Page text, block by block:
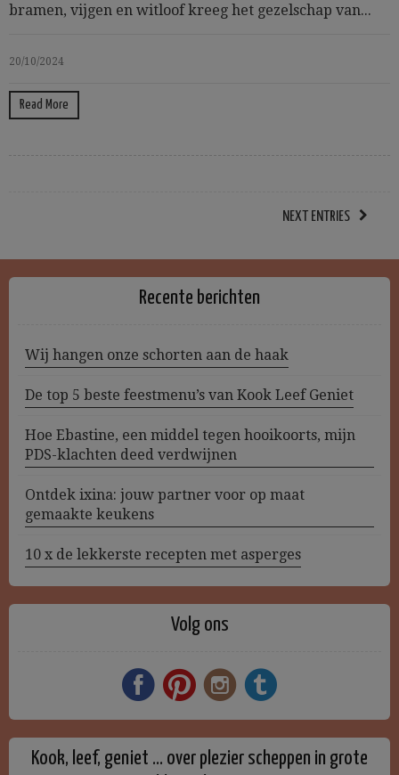
bramen, vijgen en witloof kreeg het gezelschap van...
20/10/2024
Read More
NEXT ENTRIES
Recente berichten
Wij hangen onze schorten aan de haak
De top 5 beste feestmenu’s van Kook Leef Geniet
Hoe Ebastine, een middel tegen hooikoorts, mijn
PDS-klachten deed verdwijnen
Ontdek ixina: jouw partner voor op maat
gemaakte keukens
10 x de lekkerste recepten met asperges
Volg ons
Kook, leef, geniet … over plezier scheppen in grote